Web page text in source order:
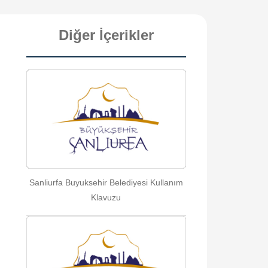
Diğer İçerikler
Sanliurfa Buyuksehir Belediyesi Kullanım
Klavuzu